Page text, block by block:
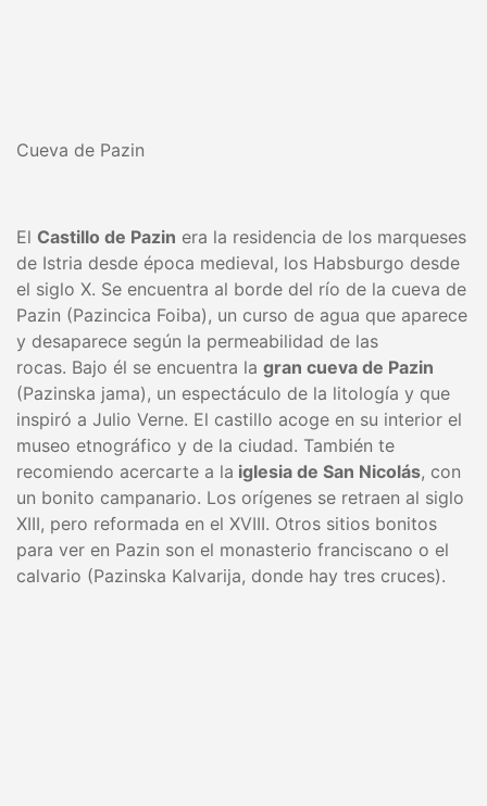
Cueva de Pazin
El Castillo de Pazin era la residencia de los marqueses
de Istria desde época medieval, los Habsburgo desde
el siglo X. Se encuentra al borde del río de la cueva de
Pazin (Pazincica Foiba), un curso de agua que aparece
y desaparece según la permeabilidad de las
rocas. Bajo él se encuentra la gran cueva de Pazin
(Pazinska jama), un espectáculo de la litología y que
inspiró a Julio Verne. El castillo acoge en su interior el
museo etnográfico y de la ciudad. También te
recomiendo acercarte a la iglesia de San Nicolás, con
un bonito campanario. Los orígenes se retraen al siglo
XIII, pero reformada en el XVIII. Otros sitios bonitos
para ver en Pazin son el monasterio franciscano o el
calvario (Pazinska Kalvarija, donde hay tres cruces).